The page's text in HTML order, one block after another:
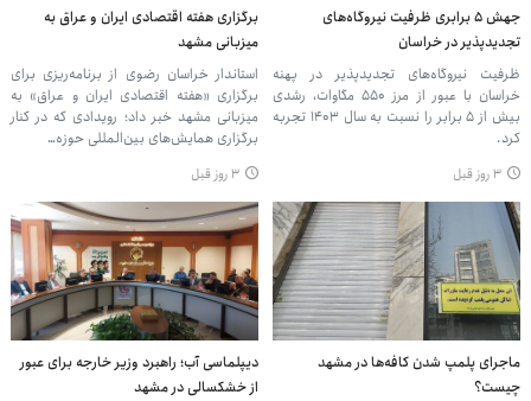
جهش ۵ برابری ظرفیت نیروگاه‌های
تجدیدپذیر در خراسان
ظرفیت نیروگاه‌های تجدیدپذیر در پهنه
خراسان با عبور از مرز ۵۵۰ مگاوات، رشدی
بیش از ۵ برابر را نسبت به سال ۱۴۰۳ تجربه
کرد.
۳ روز قبل
برگزاری هفته اقتصادی ایران و عراق به
میزبانی مشهد
استاندار خراسان رضوی از برنامه‌ریزی برای
برگزاری «هفته اقتصادی ایران و عراق» به
میزبانی مشهد خبر داد؛ رویدادی که در کنار
برگزاری همایش‌های بین‌المللی حوزه…
۳ روز قبل
ماجرای پلمپ شدن کافه‌ها در مشهد
چیست؟
دیپلماسی آب؛ راهبرد وزیر خارجه برای عبور
از خشکسالی در مشهد